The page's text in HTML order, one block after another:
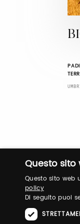
Questo sito
Questo sito web
policy
Di seguito puoi